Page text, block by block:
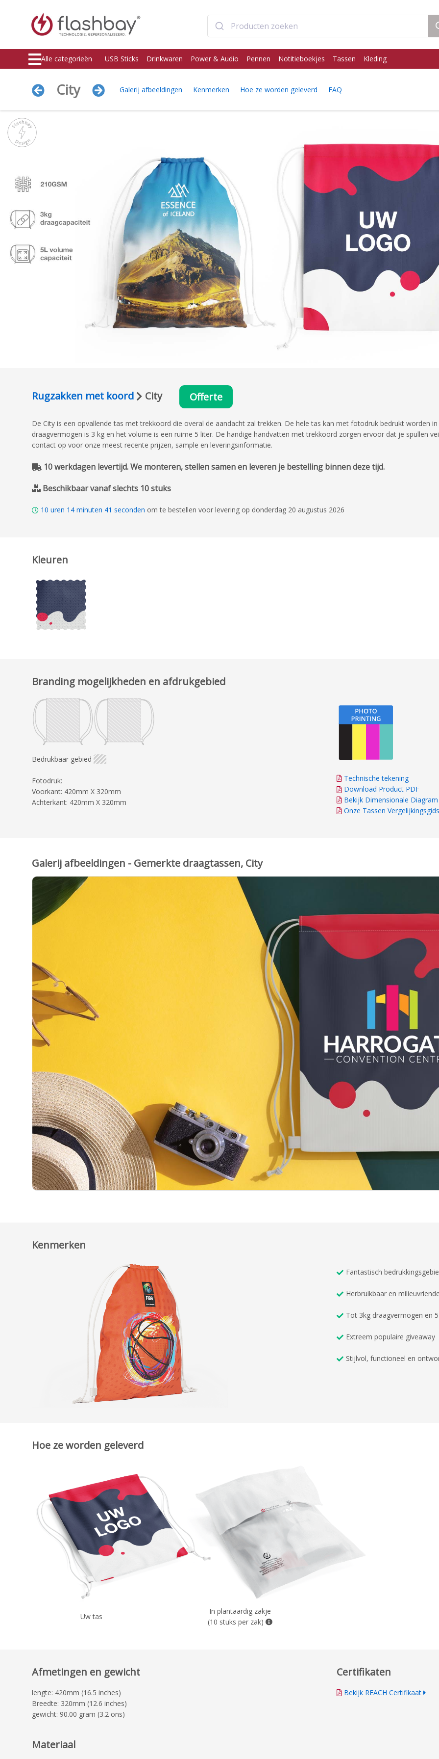
Alle categorieën USB Sticks Drinkwaren Power & Audio Pennen Notitieboekjes Tassen Kleding
City Galerij afbeeldingen Kenmerken Hoe ze worden geleverd FAQ
Rugzakken met koord City Offerte
De City is een opvallende tas met trekkoord die overal de aandacht zal trekken. De hele tas kan met fotodruk bedrukt worden
draagvermogen is 3 kg en het volume is een ruime 5 liter. De handige handvatten met trekkoord zorgen ervoor dat je spullen
contact op voor onze meest recente prijzen, sample en leveringsinformatie.
10 werkdagen levertijd. We monteren, stellen samen en leveren je bestelling binnen deze tijd.
Beschikbaar vanaf slechts 10 stuks
10 uren 14 minuten 40 seconden om te bestellen voor levering op donderdag 20 augustus 2026
Kleuren
Branding mogelijkheden en afdrukgebied
Bedrukbaar gebied
Fotodruk:
Voorkant: 420mm X 320mm
Achterkant: 420mm X 320mm
Technische tekening
Download Product PDF
Bekijk Dimensionale Diagram
Onze Tassen Vergelijkingsgids
Galerij afbeeldingen - Gemerkte draagtassen, City
Kenmerken
Fantastisch
Herbruikbaar en
Tot 3kg draagvermogen en
Extreem populaire giveaway
Stijlvol, functioneel en
Hoe ze worden geleverd
Uw tas
In plantaardig zakje
(10 stuks per zak)
Afmetingen en gewicht
lengte: 420mm (16.5 inches)
Breedte: 320mm (12.6 inches)
gewicht: 90.00 gram (3.2 ons)
Certifikaten
Bekijk REACH Certifikaat
Materiaal